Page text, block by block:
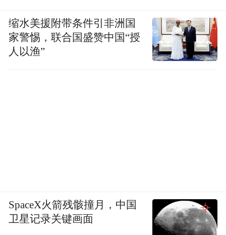
缩水美援附带条件引非洲国
家警惕，联合国盛赞中国“授
人以渔”
SpaceX火箭残骸撞月，中国
卫星记录关键画面